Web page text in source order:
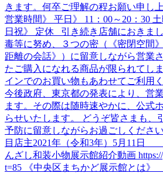
きます。何卒ご理解の程お願い申し
営業時間》 平日》 11：00～20：30
日祝》 定休 引き続き店舗におきま
毒等に努め、３つの密（《密閉空間
距離の会話》）に留意しながら営業
たご購入になれる商品が限られてし
インでのお買い物もあわせてご利用
今後政府、東京都の発表により、営
ます。その際は随時速やかに、公式
らせいたします。 どうぞ皆さまも、
予防に留意しながらお過ごしくださ
目店主2021年（令和3年）5月11
んざし和装小物展示館紹介動画
t=85 《中央区まちかど展示館とは